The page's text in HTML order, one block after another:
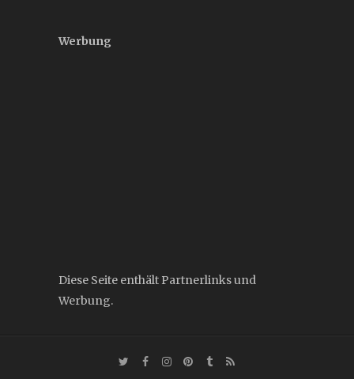
Werbung
Diese Seite enthält Partnerlinks und
Werbung.